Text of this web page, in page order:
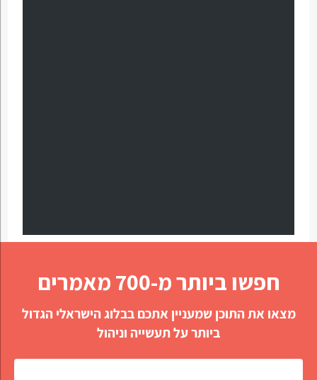
חפשו ביותר מ-700 מאמרים
מצאו את התוכן שמעניין אתכם בבלוג הישראלי הגדול
ביותר על תעשייה וניהול